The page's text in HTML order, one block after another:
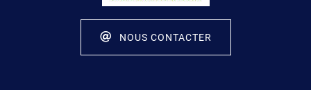
NOUS CONTACTER